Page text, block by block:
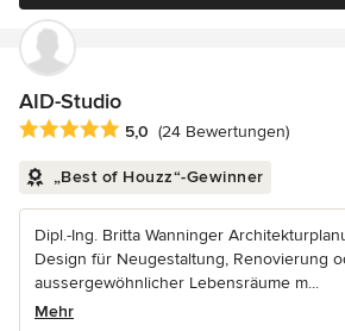
AID-Studio
Durchschnittliche Bewertung: 5 von 5
5,0 (24 Bewertungen)
„Best of Houzz“-Gewinner
Dipl.-Ing. Britta Wanninger
Design für Neugestaltung, Renovierung
aussergewöhnlicher Lebensräume m...
Mehr